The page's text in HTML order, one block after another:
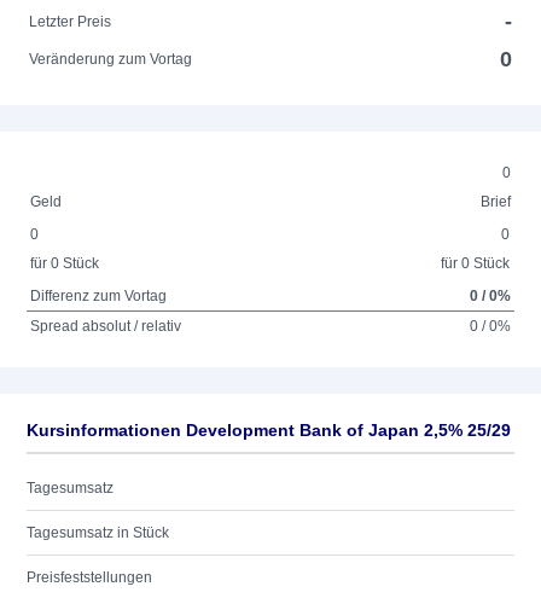
Letzter Preis
-
Veränderung zum Vortag 0
0
Geld
Brief
0
für 0 Stück
0
für 0 Stück
Differenz zum Vortag
0 / 0%
Spread absolut / relativ
0 / 0%
Kursinformationen Development Bank of Japan 2,5% 25/29
Tagesumsatz
Tagesumsatz in Stück
Preisfeststellungen